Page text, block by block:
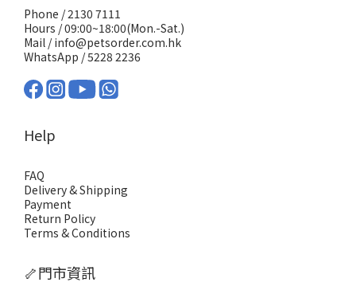
孩更見效果：活動力提升、毛髮更靚、水腫、關節僵硬等症狀減輕
要寵物每日活力充沛、健康有保障，AKANE貓狗合用NMN健康補助
食品 係主人嘅最佳選擇！由內到外提升毛孩質素，幫你守護佢哋每
Phone / 2130 7111
Hours / 09:00~18:00(Mon.-Sat.)
Mail / info@petsorder.com.hk
WhatsApp /5228 2236
Help
FAQ
Delivery & Shipping
Payment
Return Policy
Terms & Conditions
🦴門市資訊